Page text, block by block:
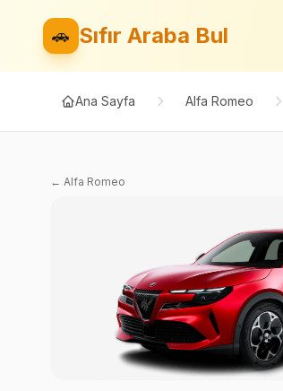
🚗 Sıfır Araba Bul
Ana Sayfa Alfa Romeo
← Alfa Romeo